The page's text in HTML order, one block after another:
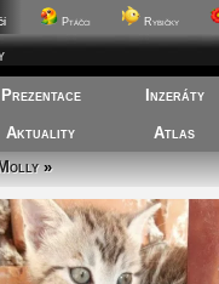
Ptáčci Rybičky
Prezentace Inzeráty
Aktuality Atlas
Molly»